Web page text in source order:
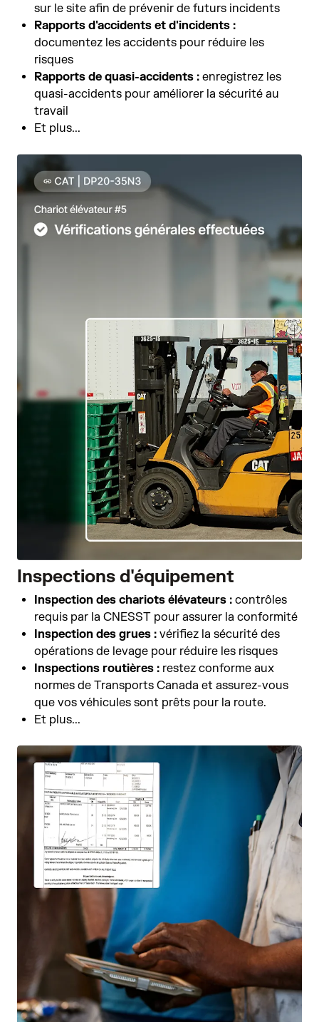
sur le site afin de prévenir de futurs incidents
Rapports d'accidents et d'incidents :
documentez les accidents pour réduire les
risques
Rapports de quasi-accidents : enregistrez les
quasi-accidents pour améliorer la sécurité au
travail
Et plus...
Inspections d'équipement
Inspection des chariots élévateurs : contrôles
requis par la CNESST pour assurer la conformité
Inspection des grues : vérifiez la sécurité des
opérations de levage pour réduire les risques
Inspections routières : restez conforme aux
normes de Transports Canada et assurez-vous
que vos véhicules sont prêts pour la route.
Et plus...